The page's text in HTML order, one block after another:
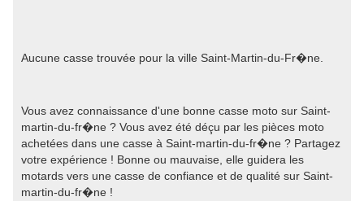
Aucune casse trouvée pour la ville Saint-Martin-du-Fr�ne.
Vous avez connaissance d'une bonne casse moto sur Saint-
martin-du-fr�ne ? Vous avez été déçu par les pièces moto
achetées dans une casse à Saint-martin-du-fr�ne ? Partagez
votre expérience ! Bonne ou mauvaise, elle guidera les
motards vers une casse de confiance et de qualité sur Saint-
martin-du-fr�ne !